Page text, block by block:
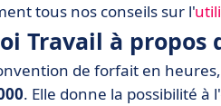
tous nos conseils sur l'
Travail à propos
de forfait en
. Elle donne la possibilité